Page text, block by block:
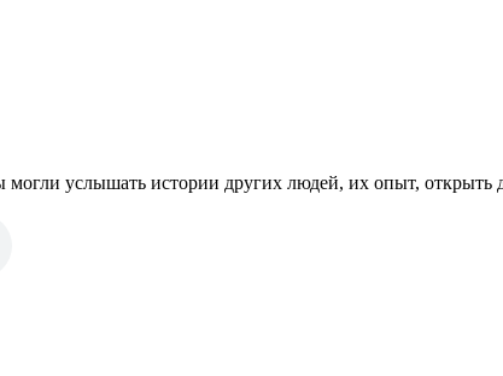
услышать истории других людей, их опыт, открыть